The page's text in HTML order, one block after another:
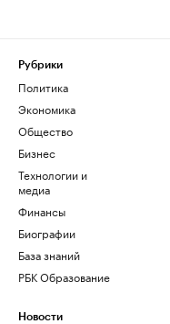
Рубрики
Политика
Экономика
Общество
Бизнес
Технологии и
медиа
Финансы
Биографии
База знаний
РБК Образование
Новости